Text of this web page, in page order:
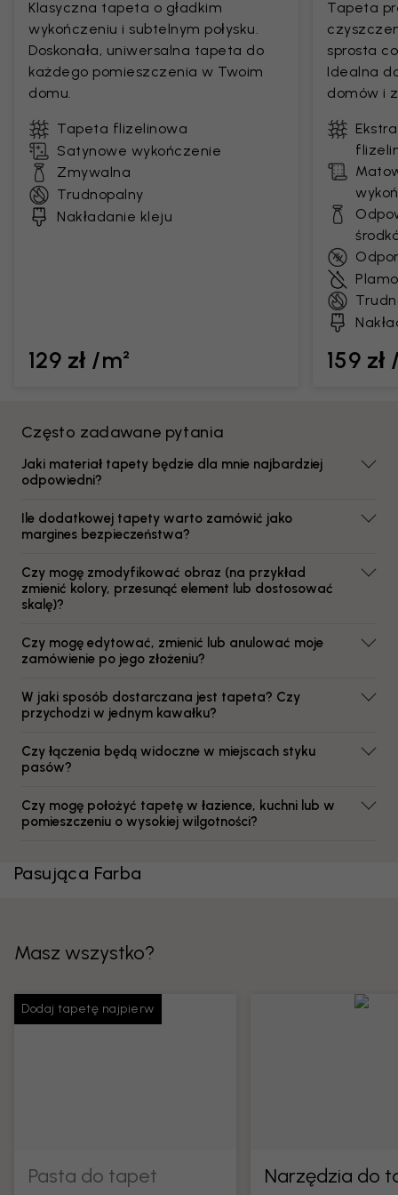
Klasyczna tapeta o gładkim
wykończeniu i subtelnym połysku.
Doskonała, uniwersalna tapeta do
każdego pomieszczenia w Twoim
domu.
Tapeta flizelinowa
Satynowe wykończenie
Zmywalna
Trudnopalny
Nakładanie kleju
129 zł /m²
Tapeta
sprosta
Idealna
domów i
159 zł
Często zadawane pytania
Jaki materiał tapety będzie dla mnie najbardziej
odpowiedni?
Ile dodatkowej tapety warto zamówić jako
margines bezpieczeństwa?
Czy mogę zmodyfikować obraz (na przykład
zmienić kolory, przesunąć element lub dostosować
skalę)?
Czy mogę edytować, zmienić lub anulować moje
zamówienie po jego złożeniu?
W jaki sposób dostarczana jest tapeta? Czy
przychodzi w jednym kawałku?
Czy łączenia będą widoczne w miejscach styku
pasów?
Czy mogę położyć tapetę w łazience, kuchni lub w
pomieszczeniu o wysokiej wilgotności?
Pasująca Farba
Masz wszystko?
Dodaj tapetę najpierw
Pasta do tapet Narzędzia do